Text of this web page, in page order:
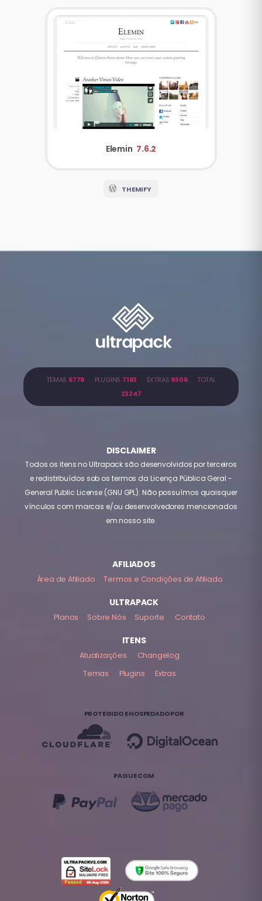
Elemin 7.6.2
THEMIFY
TEMAS 6778 PLUGINS 7163 EXTRAS 9306TOTAL
23247
DISCLAIMER
Todos os itens no Ultrapack são desenvolvidos por terceiros
e redistribuídos sob os termos da Licença Pública Geral -
General Public License (GNU GPL). Não possuímos quaisquer
vínculos com marcas e/ou desenvolvedores mencionados
em nosso site.
AFILIADOS
Área de Afiliado Termos e Condições de Afiliado
ULTRAPACK
Planos Sobre Nós Suporte Contato
ITENS
Atualizações
Changelog
Temas
Plugins Extras
PROTEGIDO E HOSPEDADO POR
PAGUE COM